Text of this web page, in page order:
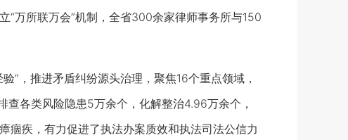
“万所联万会”机制，全省300余家律师事务所与150
，推进矛盾纠纷源头治理，聚焦16个重点领域，
各类风险隐患5万余个，化解整治4.96万余个，
痼疾，有力促进了执法办案质效和执法司法公信力